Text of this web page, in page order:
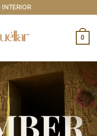
INTERIOR
0